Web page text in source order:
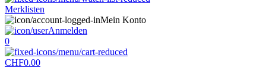
Merklisten
Mein Konto
Anmelden
0
CHF0.00